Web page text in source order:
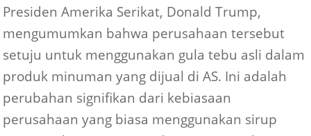
Presiden Amerika Serikat, Donald Trump,
mengumumkan bahwa perusahaan tersebut
setuju untuk menggunakan gula tebu asli dalam
produk minuman yang dijual di AS. Ini adalah
perubahan signifikan dari kebiasaan
perusahaan yang biasa menggunakan sirup